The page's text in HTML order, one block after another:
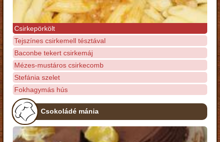
Csirkepörkölt
Tejszínes csirkemell tésztával
Baconbe tekert csirkemáj
Mézes-mustáros csirkecomb
Stefánia szelet
Fokhagymás hús
Csokoládé mánia